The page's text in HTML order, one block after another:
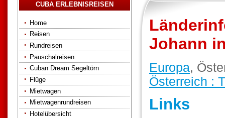
CUBA ERLEBNISREISEN
Home
Reisen
Rundreisen
Pauschalreisen
Cuban Dream Segeltörn
Flüge
Mietwagen
Mietwagenrundreisen
Hotelübersicht
Johann
Europa,
Österreich :
Links